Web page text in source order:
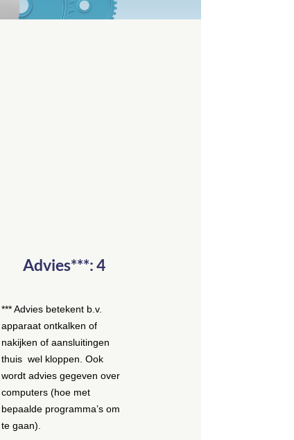
Advies***: 4
*** Advies betekent b.v.
apparaat ontkalken of
nakijken of aansluitingen
thuis wel kloppen. Ook
wordt advies gegeven over
computers (hoe met
bepaalde programma’s om
te gaan).